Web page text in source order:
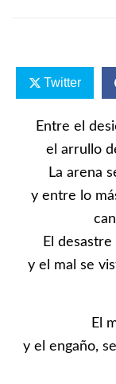
Twitter
Entre el
el arrullo
La arena
y entre lo
El
y el mal se
El
y el engaño,